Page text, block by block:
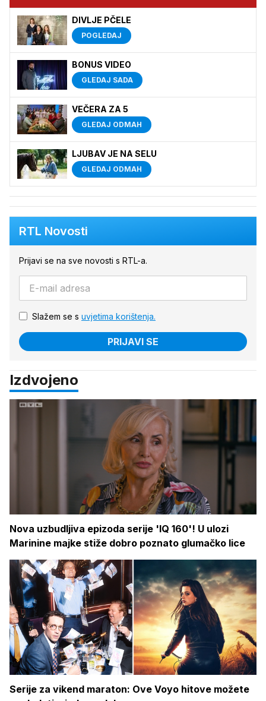
DIVLJE PČELE
POGLEDAJ
BONUS VIDEO
GLEDAJ SADA
VEČERA ZA 5
GLEDAJ ODMAH
LJUBAV JE NA SELU
GLEDAJ ODMAH
RTL Novosti
Prijavi se na sve novosti s RTL-a.
Slažem se s uvjetima korištenja.
PRIJAVI SE
Izdvojeno
Nova uzbudljiva epizoda serije 'IQ 160'! U ulozi
Marinine majke stiže dobro poznato glumačko lice
Serije za vikend maraton: Ove Voyo hitove možete